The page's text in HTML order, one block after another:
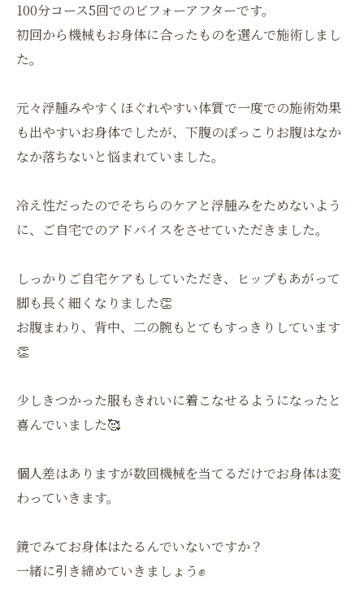
100分コース5回でのビフォーアフターです。
初回から機械もお身体に合ったものを選んで施術しまし
た。
元々浮腫みやすくほぐれやすい体質で一度での施術効果
も出やすいお身体でしたが、下腹のぽっこりお腹はなか
なか落ちないと悩まれていました。
冷え性だったのでそちらのケアと浮腫みをためないよう
に、ご自宅でのアドバイスをさせていただきました。
しっかりご自宅ケアもしていただき、ヒップもあがって
脚も長く細くなりました👏
お腹まわり、背中、二の腕もとてもすっきりしています
👏
少しきつかった服もきれいに着こなせるようになったと
喜んでいました🥰
個人差はありますが数回機械を当てるだけでお身体は変
わっていきます。
鏡でみてお身体はたるんでいないですか？
一緒に引き締めていきましょう✊